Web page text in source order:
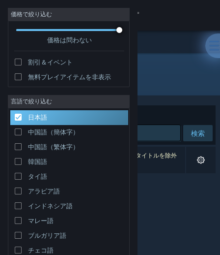
サインイン
コミュニティ
詳細
サポート
言語を変更
Steamモバイルアプリを入手
デスクトップウェブサイトを表示
価格で絞り込む
価格は問わない
割引＆イベント
無料プレイアイテムを非表示
言語で絞り込む
日本語
中国語（簡体字）
中国語（繁体字）
韓国語
タイ語
アラビア語
インドネシア語
マレー語
ブルガリア語
チェコ語
開発元: Flyover Zone
並べ替え 適合性
検索
0件が検索に一致します。 個人設定に基づき、2タイトルを除外
しました。